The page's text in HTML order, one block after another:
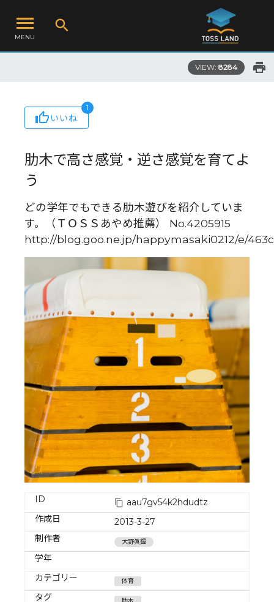
MENU
VIEW: 8284
いいね
1
肋木で高さ感覚・逆さ感覚を育てよ
う
どの学年でもできる肋木遊びを紹介していま
す。（ＴＯＳＳあやめ推薦） No.4205915
http://blog.goo.ne.jp/happymasaki0212/e/
ID
aau7gv54k2hdudtz
作成日
2013-3-27
制作者
大野眞輝
学年
カテゴリー
体育
タグ